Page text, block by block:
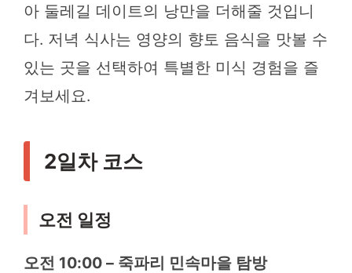
아 둘레길 데이트의 낭만을 더해줄 것입니
다. 저녁 식사는 영양의 향토 음식을 맛볼 수
있는 곳을 선택하여 특별한 미식 경험을 즐
겨보세요.
2일차 코스
오전 일정
오전 10:00 – 죽파리 민속마을 탐방